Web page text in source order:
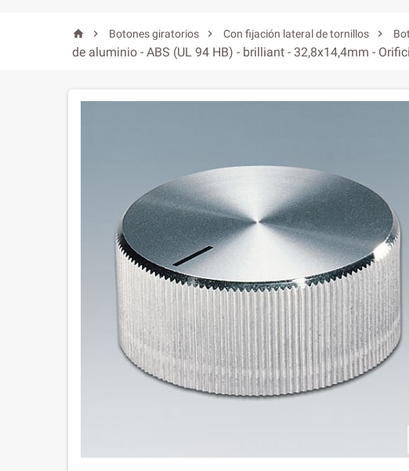
  Botones giratorios  Con fijación lateral de tornillos 
de aluminio - ABS (UL 94 HB) - brilliant - 32,8x14,4mm -